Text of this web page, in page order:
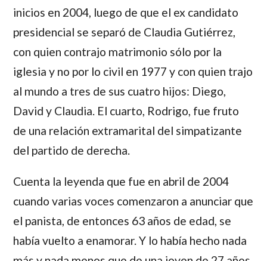
inicios en 2004, luego de que el ex candidato
presidencial se separó de Claudia Gutiérrez
con quien contrajo matrimonio sólo por la
iglesia y no por lo civil en 1977 y con quien trajo
al mundo a tres de sus cuatro hijos: Diego
David y Claudia. El cuarto, Rodrigo , fue fruto
de una relación extramarital del simpatizante
del partido de derecha.
Cuenta la leyenda que fue en abril de 2004
cuando varias voces comenzaron a anunciar que
el panista, de entonces 63 años de edad, se
había vuelto a enamorar. Y lo había hecho nada